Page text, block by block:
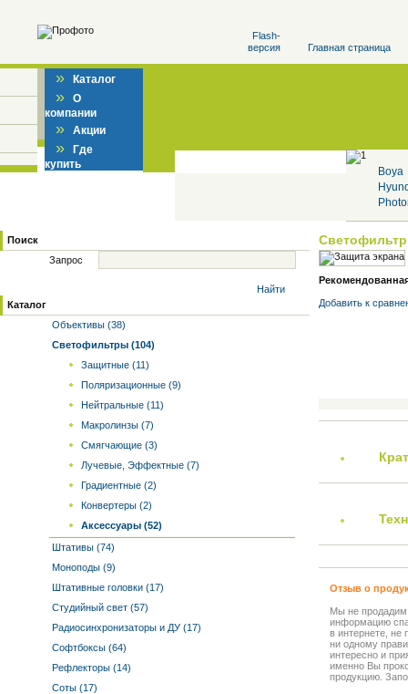
Flash-
версия
Главная страница
» Каталог
» О
компании
» Акции
» Где
купить
Boya
Поиск
Запрос
Найти
Каталог
Объективы (38)
Светофильтры (104)
Защитные (11)
Поляризационные (9)
Нейтральные (11)
Макролинзы (7)
Смягчающие (3)
Лучевые, Эффектные (7)
Градиентные (2)
Конвертеры (2)
Аксессуары (52)
Штативы (74)
Моноподы (9)
Штативные головки (17)
Студийный свет (57)
Радиосинхронизаторы и ДУ (17)
Софтбоксы (64)
Рефлекторы (14)
Соты (17)
Добавить к
Отзыв о
Мы не
информацию
в интернете, не
ни одному
интересно и
именно Вы
продукцию.